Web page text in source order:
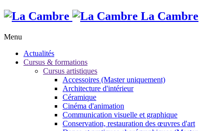
La Cambre
Menu
Actualités
Cursus & formations
Cursus artistiques
Accessoires (Master uniquement)
Architecture d'intérieur
Céramique
Cinéma d'animation
Communication visuelle et graphique
Conservation, restauration des œuvres d'art